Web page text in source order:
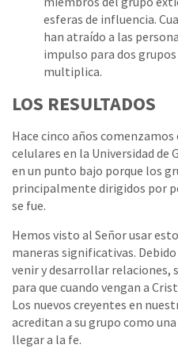
esferas de influencia.
han atraído a las
impulso para dos
multiplica.
LOS RESULTADOS
Hace cinco años
celulares en la Universidad
en un punto bajo porque los
principalmente dirigidos por
se fue.
Hemos visto al Señor usar
maneras significativas.
venir y desarrollar relaciones,
para que cuando vengan a
Los nuevos creyentes en
acreditan a su grupo como
llegar a la fe.